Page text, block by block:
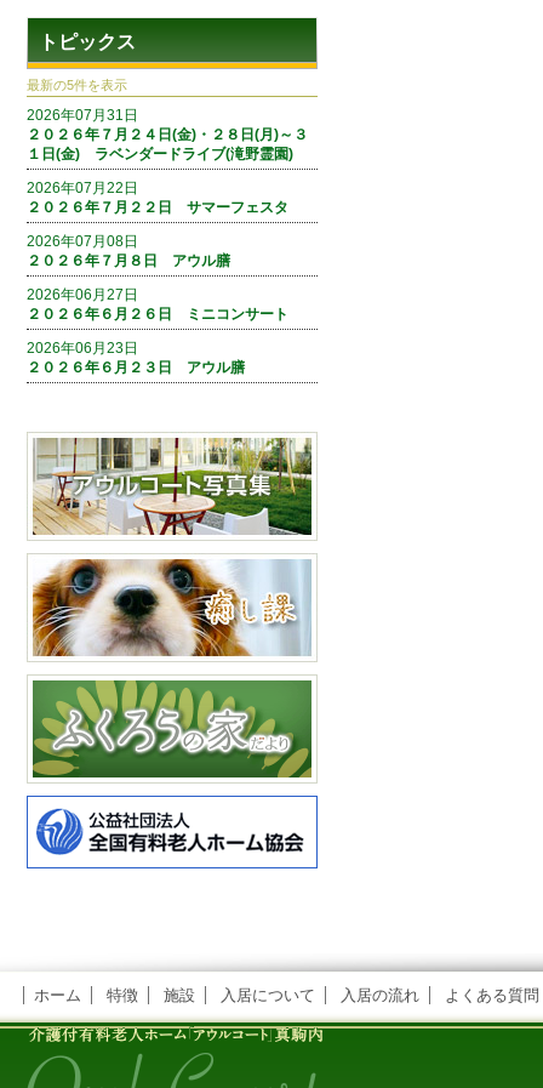
トピックス
最新の5件を表示
2026年07月31日
２０２６年７月２４日(金)・２８日(月)～３
１日(金) ラベンダードライブ(滝野霊園)
2026年07月22日
２０２６年７月２２日 サマーフェスタ
2026年07月08日
２０２６年７月８日 アウル膳
2026年06月27日
２０２６年６月２６日 ミニコンサート
2026年06月23日
２０２６年６月２３日 アウル膳
ホーム 特徴 施設 入居について 入居の流れ よくある質問